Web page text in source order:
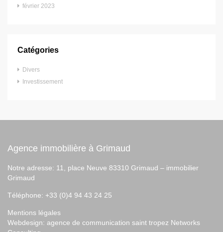
février 2023
Catégories
Divers
Investissement
Agence immobilière à Grimaud
Notre adresse: 11, place Neuve 83310 Grimaud – immobilier
Grimaud
Téléphone: +33 (0)4 94 43 24 25
Mentions légales
Webdesign: agence de communication saint tropez Networks